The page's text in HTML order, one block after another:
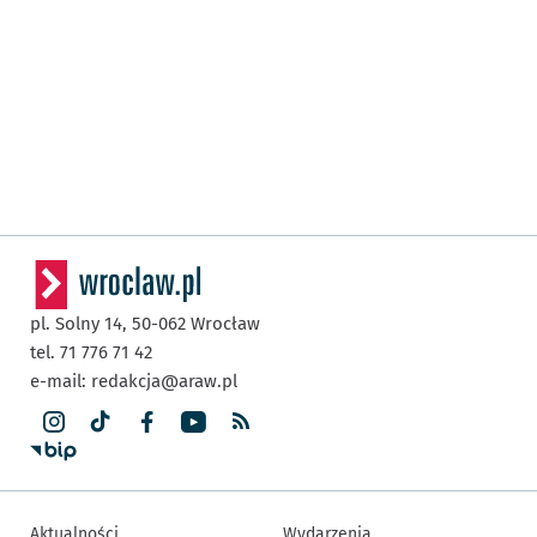
pl. Solny 14, 50-062 Wrocław
tel. 71 776 71 42
e-mail: redakcja@araw.pl